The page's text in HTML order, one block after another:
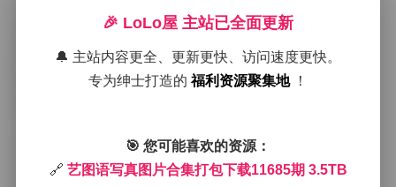
文件夹时，首先映入眼帘的是分期 clearly 的命名方式，
每个文件夹里都按日期顺序排列，便于快速定位想看的
那一期。
第一眼看到的几张图片往往是户外自然光下的柔和人
意。后期则转向室内场景，柔软的绒毯、旧木质书架或
是复古的落地灯成为背景，灯光被调得温暖而低沉，营
造出一种私密的聊天室感。
🎉 LoLo屋 主站已全面更新
🔔 主站内容更全、更新更快、访问速度更快。
专为绅士打造的福利资源聚集地 ！
🎯 您可能喜欢的资源：
🔗 艺图语写真图片合集打包下载11685期 3.5TB